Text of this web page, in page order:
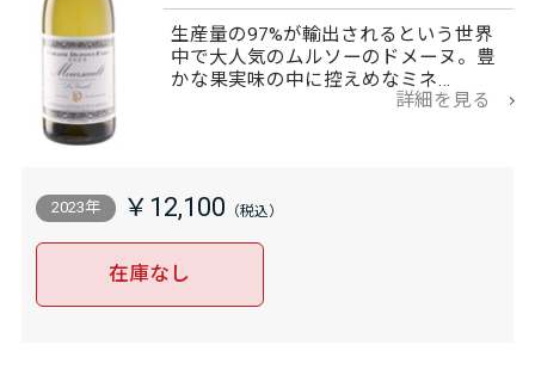
生産量の97%が輸出されるという世界
中で大人気のムルソーのドメーヌ。豊
かな果実味の中に控えめなミネ…
詳細を見る
2023年 ￥12,100
在庫なし